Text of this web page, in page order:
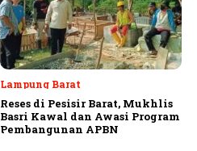
Lampung Barat
Reses di Pesisir Barat, Mukhlis
Basri Kawal dan Awasi Program
Pembangunan APBN